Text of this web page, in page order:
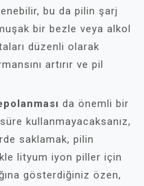
bu da pilin şarj
bir bezle veya alkol
düzenli olarak
artırır ve pil
da önemli bir
kullanmayacaksanız,
saklamak, pilin
lityum iyon piller için
gösterdiğiniz özen,